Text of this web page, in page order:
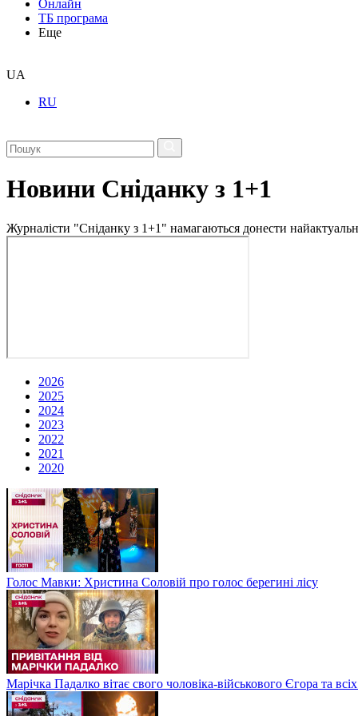
Онлайн
ТБ програма
Еще
UA
RU
Новини Сніданку з 1+1
Журналісти "Сніданку з 1+1" намагаються донести
2026
2025
2024
2023
2022
2021
2020
Голос Мавки: Христина Соловій про голос берегині лісу
Марічка Падалко вітає свого чоловіка-військового Єгора та